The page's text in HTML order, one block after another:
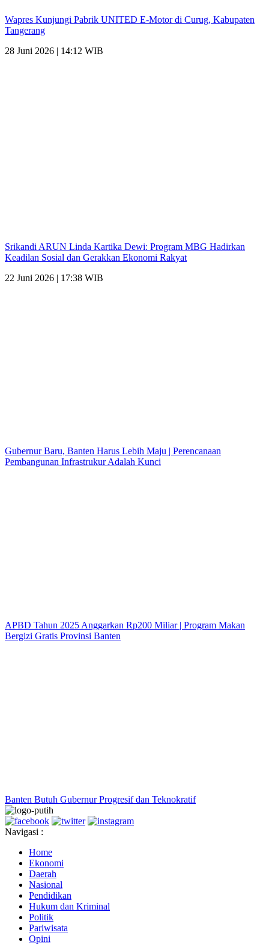
Wapres Kunjungi Pabrik UNITED E-Motor di Curug, Kabupaten
Tangerang
28 Juni 2026 | 14:12 WIB
Srikandi ARUN Linda Kartika Dewi: Program MBG Hadirkan
Keadilan Sosial dan Gerakkan Ekonomi Rakyat
22 Juni 2026 | 17:38 WIB
Gubernur Baru, Banten Harus Lebih Maju | Perencanaan
Pembangunan Infrastrukur Adalah Kunci
APBD Tahun 2025 Anggarkan Rp200 Miliar | Program Makan
Bergizi Gratis Provinsi Banten
Banten Butuh Gubernur Progresif dan Teknokratif
Navigasi :
Home
Ekonomi
Daerah
Nasional
Pendidikan
Hukum dan Kriminal
Politik
Pariwisata
Opini